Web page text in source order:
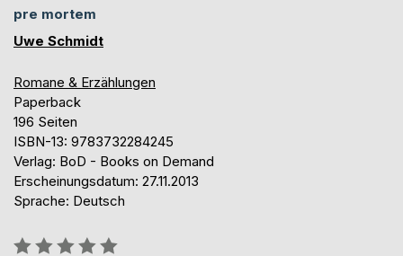
pre mortem
Uwe Schmidt
Romane & Erzählungen
Paperback
196 Seiten
ISBN-13: 9783732284245
Verlag: BoD - Books on Demand
Erscheinungsdatum: 27.11.2013
Sprache: Deutsch
Bewertung::